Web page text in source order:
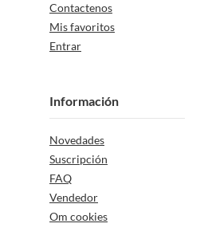
Contactenos
Mis favoritos
Entrar
Información
Novedades
Suscripción
FAQ
Vendedor
Om cookies